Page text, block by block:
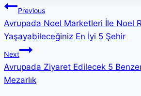
Yazı
gezinmesi
Previous
Avrupada Noel Marketleri İle Noel
Yaşayabileceğiniz En İyi 5 Şehir
Next
Avrupada Ziyaret Edilecek 5
Mezarlık